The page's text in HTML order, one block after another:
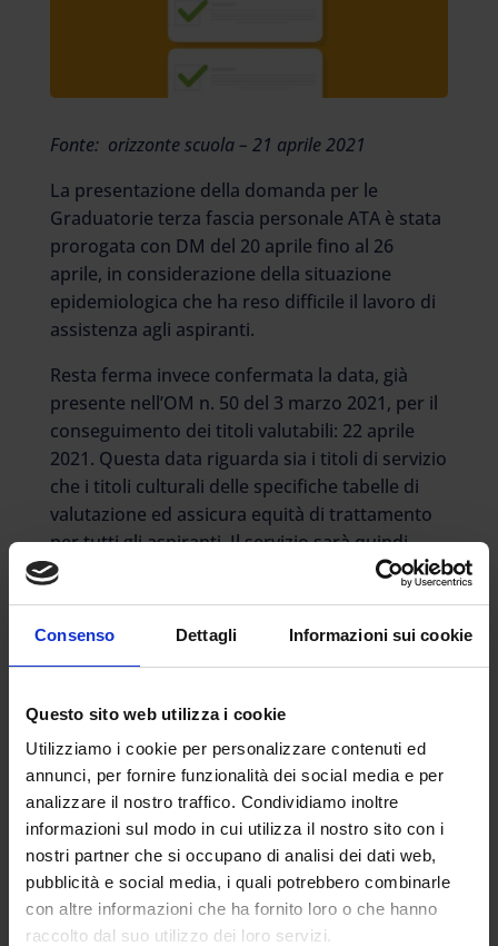
Consenso Dettagli Informazioni sui cookie
Questo sito web utilizza i cookie
Utilizziamo i cookie per personalizzare contenuti ed
annunci, per fornire funzionalità dei social media e per
analizzare il nostro traffico. Condividiamo inoltre
informazioni sul modo in cui utilizza il nostro sito con i
nostri partner che si occupano di analisi dei dati web,
pubblicità e social media, i quali potrebbero combinarle
con altre informazioni che ha fornito loro o che hanno
raccolto dal suo utilizzo dei loro servizi.
Fonte: orizzonte scuola – 21 aprile 2021
La presentazione della domanda per le
Graduatorie terza fascia personale ATA è stata
prorogata con DM del 20 aprile fino al 26
aprile, in considerazione della situazione
epidemiologica che ha reso difficile il lavoro di
assistenza agli aspiranti.
Resta ferma invece confermata la data, già
presente nell’OM n. 50 del 3 marzo 2021, per il
conseguimento dei titoli valutabili: 22 aprile
2021. Questa data riguarda sia i titoli di servizio
che i titoli culturali delle specifiche tabelle di
valutazione ed assicura equità di trattamento
per tutti gli aspiranti. Il servizio sarà quindi
considerato valido fino al 22 aprile anche se la
scadenza. Pertanto la proroga del termine è
previsti dal bando in quanto disposta
unicamente per venire incontro alle difficoltà di
presentazione delle istanze di partecipazione a
fronte della straordinaria situazione
epidemiologica in atto. Al fine di garantire la
parità di trattamento tra tutti i candidati,
possono pertanto essere dichiarati
esclusivamente i titoli di servizio e di cultura
maturati e conseguiti entro la data del 22 aprile